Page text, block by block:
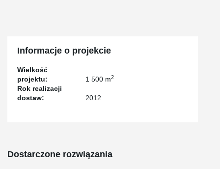
Informacje o projekcie
Wielkość
projektu:
1 500 m2
Rok realizacji
dostaw:
2012
Dostarczone rozwiązania